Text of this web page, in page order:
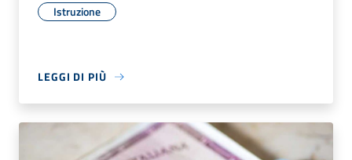
Istruzione
LEGGI DI PIÙ